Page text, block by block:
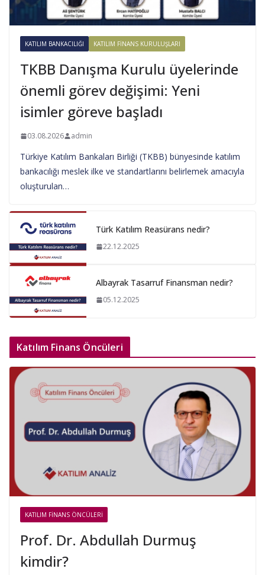
KATILIM BANKACILIĞI KATILIM FINANS KURULUŞLARI
TKBB Danışma Kurulu üyelerinde
önemli görev değişimi: Yeni
isimler göreve başladı
03.08.2026 admin
Türkiye Katılım Bankaları Birliği (TKBB) bünyesinde katılım
bankacılığı meslek ilke ve standartlarını belirlemek amacıyla
oluşturulan…
Türk Katılım Reasürans nedir?
22.12.2025
Albayrak Tasarruf Finansman nedir?
05.12.2025
Katılım Finans Öncüleri
KATILIM FINANS ÖNCÜLERI
Prof. Dr. Abdullah Durmuş
kimdir?